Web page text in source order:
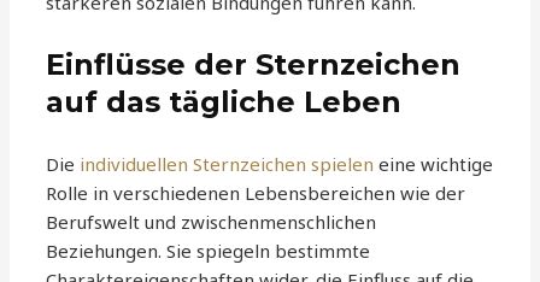
Einflüsse der Sternzeichen
auf das tägliche Leben
Die individuellen Sternzeichen spielen eine wichtige
Rolle in verschiedenen Lebensbereichen wie der
Berufswelt und zwischenmenschlichen
Beziehungen. Sie spiegeln bestimmte